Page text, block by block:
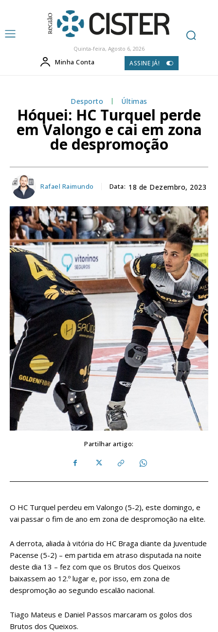
Quinta-feira, Agosto 6, 2026
Minha Conta ASSINE JÁ!
Desporto Últimas
Hóquei: HC Turquel perde
em Valongo e cai em zona
de despromoção
Rafael Raimundo Data: 18 de Dezembro, 2023
Partilhar artigo:
O HC Turquel perdeu em Valongo (5-2), este domingo, e
vai passar o fim de ano em zona de despromoção na elite.
A derrota, aliada à vitória do HC Braga diante da Juventude
Pacense (5-2) – em partida em atraso disputada na noite
deste dia 13 – fez com que os Brutos dos Queixos
baixassem ao 12.º lugar e, por isso, em zona de
despromoção ao segundo escalão nacional.
Tiago Mateus e Daniel Passos marcaram os golos dos
Brutos dos Queixos.